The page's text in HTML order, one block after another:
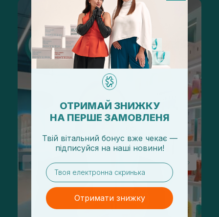
ОТРИМАЙ ЗНИЖКУ
НА ПЕРШЕ ЗАМОВЛЕНЯ
Твій вітальний бонус вже чекає —
підписуйся на наші новини!
email
Отримати знижку